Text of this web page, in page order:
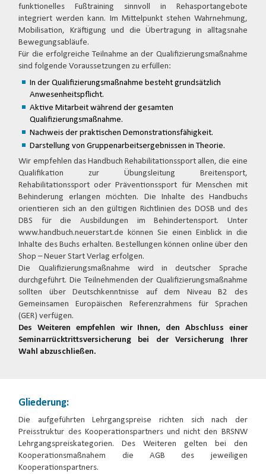
funktionelles Fußtraining sinnvoll in Rehasportangebote
integriert werden kann. Im Mittelpunkt stehen Wahrnehmung,
Mobilisation, Kräftigung und die Übertragung in alltagsnahe
Bewegungsabläufe.
Für die erfolgreiche Teilnahme an der Qualifizierungsmaßnahme
sind folgende Voraussetzungen zu erfüllen:
In der Qualifizierungsmaßnahme besteht grundsätzlich
Anwesenheitspflicht.
Aktive Mitarbeit während der gesamten
Qualifizierungsmaßnahme.
Nachweis der praktischen Demonstrationsfähigkeit.
Darstellung von Gruppenarbeitsergebnissen in Theorie.
Wir empfehlen das Handbuch Rehabilitationssport allen, die eine
Qualifikation zur Übungsleitung Breitensport,
Rehabilitationssport oder Präventionssport für Menschen mit
Behinderung erlangen möchten. Die Inhalte des Handbuchs
orientieren sich an den gültigen Richtlinien des DOSB und des
DBS für die Ausbildungen im Behindertensport. Unter
www.handbuch.neuerstart.de können Sie einen Einblick in die
Inhalte des Buchs erhalten. Bestellungen können online über den
Shop – Neuer Start Verlag erfolgen.
Die Qualifizierungsmaßnahme wird in deutscher Sprache
durchgeführt. Die Teilnehmenden der Qualifizierungsmaßnahme
sollten über Deutschkenntnisse auf dem Niveau B2 des
Gemeinsamen Europäischen Referenzrahmens für Sprachen
(GER) verfügen.
Des Weiteren empfehlen wir Ihnen, den Abschluss einer
Seminarrücktrittsversicherung bei der Versicherung Ihrer
Wahl abzuschließen.
Gliederung:
Die aufgeführten Lehrgangspreise richten sich nach der
Preisstruktur des Kooperationspartners und nicht den BRSNW
Lehrgangspreiskategorien. Des Weiteren gelten bei den
Kooperationsmaßnahem die AGB des jeweiligen
Kooperationspartners.